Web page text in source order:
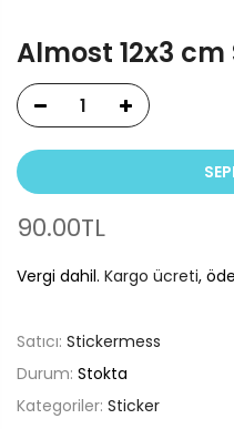
Almost 12x3
90.00TL
Vergi dahil. Kargo ücreti,
Satıcı: Stickermess
Durum: Stokta
Kategoriler: Sticker